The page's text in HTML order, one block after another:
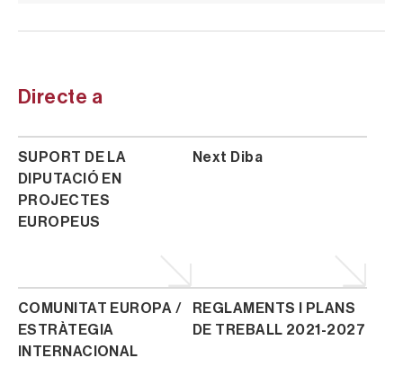
Directe a
SUPORT DE LA
DIPUTACIÓ EN
PROJECTES
EUROPEUS
Next Diba
COMUNITAT EUROPA /
ESTRÀTEGIA
INTERNACIONAL
REGLAMENTS I PLANS
DE TREBALL 2021-2027